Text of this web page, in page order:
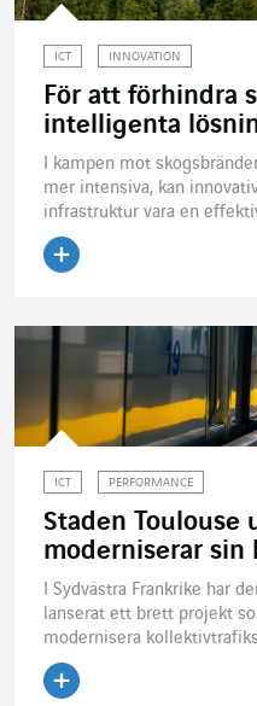
ICT INNOVATION
För att förhindra
intelligenta
I kampen mot
mer intensiva, kan
infrastruktur vara en
ICT PERFORMANCE
Staden Toulouse
moderniserar
I Sydvästra Frankrike har
lanserat ett brett projekt
modernisera